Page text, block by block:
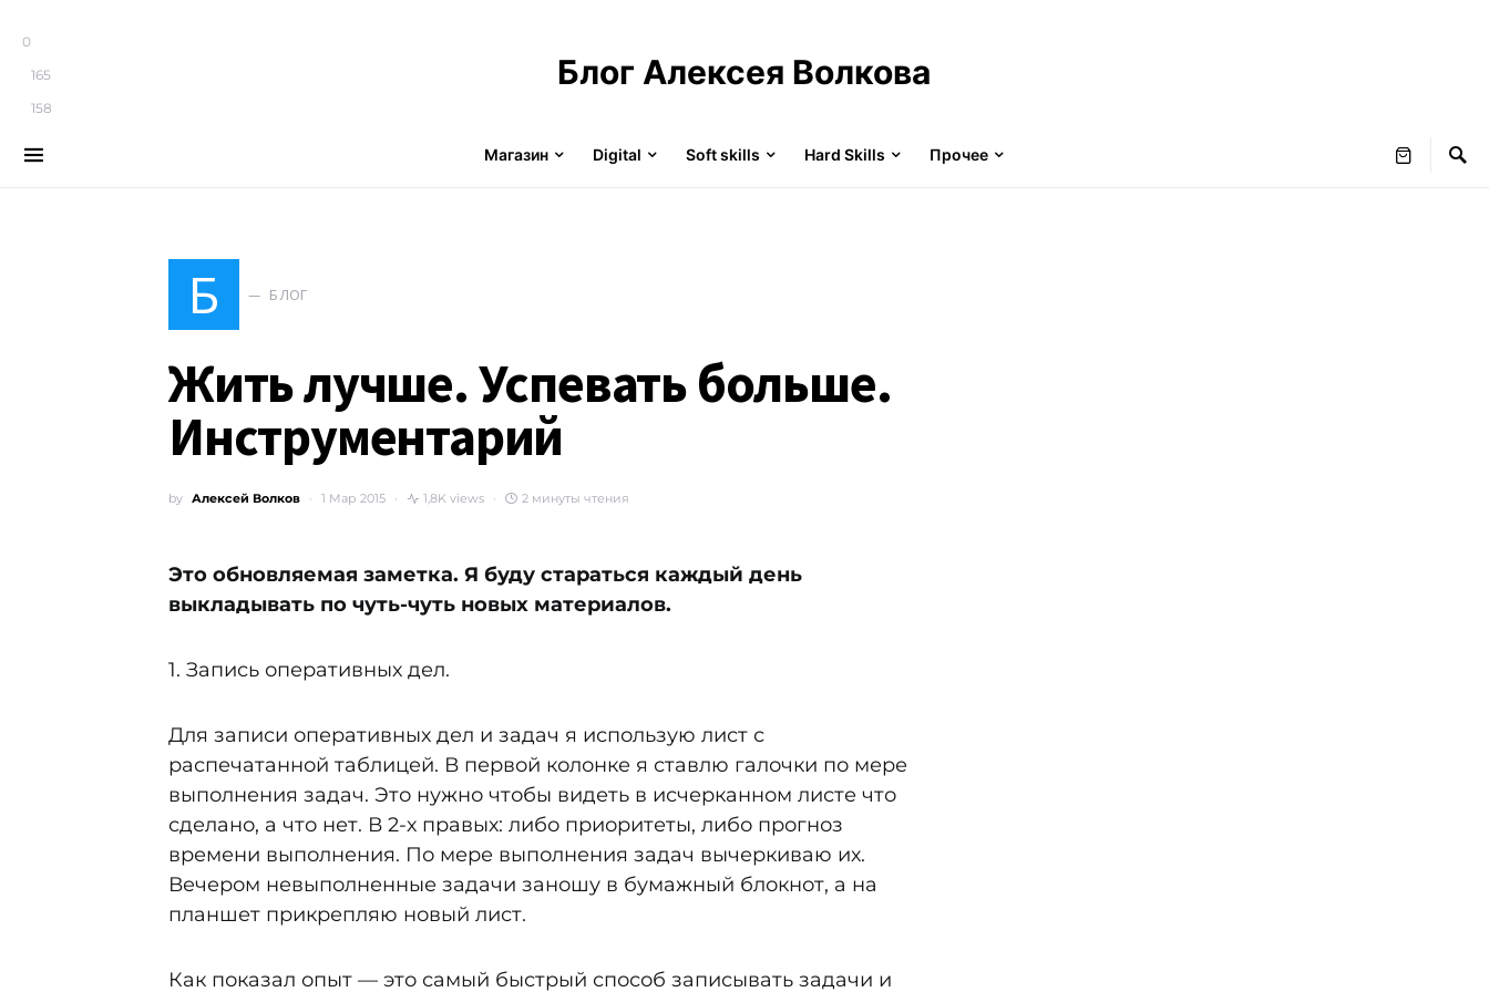
0
165
158
Блог Алексея Волкова
Магазин Digital Soft skills Hard Skills Прочее
Б БЛОГ
Жить лучше. Успевать больше.
Инструментарий
by Алексей Волков 1 Мар 2015 1,8K views 2 минуты чтения
Это обновляемая заметка. Я буду стараться каждый день
выкладывать по чуть-чуть новых материалов.
1. Запись оперативных дел.
Для записи оперативных дел и задач я использую лист с
распечатанной таблицей. В первой колонке я ставлю галочки по мере
выполнения задач. Это нужно чтобы видеть в исчерканном листе что
сделано, а что нет. В 2-х правых: либо приоритеты, либо прогноз
времени выполнения. По мере выполнения задач вычеркиваю их.
Вечером невыполненные задачи заношу в бумажный блокнот, а на
планшет прикрепляю новый лист.
Как показал опыт — это самый быстрый способ записывать задачи и